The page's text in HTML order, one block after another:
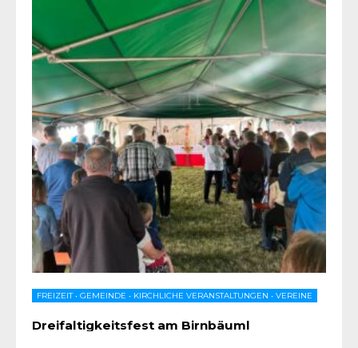
FREIZEIT• GEMEINDE • KIRCHLICHE VERANSTALTUNGEN • VEREINE
Dreifaltigkeitsfest am Birnbäuml